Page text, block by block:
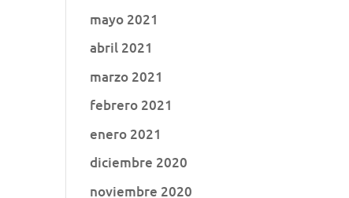
mayo 2021
abril 2021
marzo 2021
febrero 2021
enero 2021
diciembre 2020
noviembre 2020